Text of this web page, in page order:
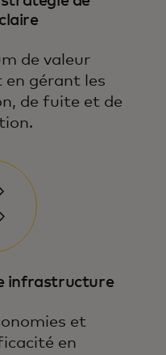
de valeur
gérant les
de fuite et de
infrastructure
et
en